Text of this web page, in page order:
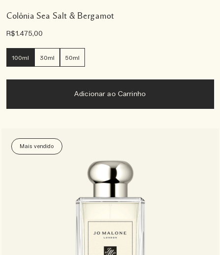
Colônia Sea Salt & Bergamot
R$1.475,00
100ml 30ml 50ml
Adicionar ao Carrinho
Mais vendido